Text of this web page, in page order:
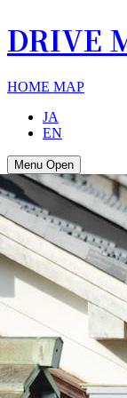
DRIVE
HOME MAP
JA
EN
Menu Open